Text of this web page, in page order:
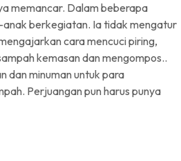
memancar. Dalam beberapa
berkegiatan. Ia tidak mengatur
cara mencuci piring,
kemasan dan mengompos..
dan minuman untuk para
Perjuangan pun harus punya